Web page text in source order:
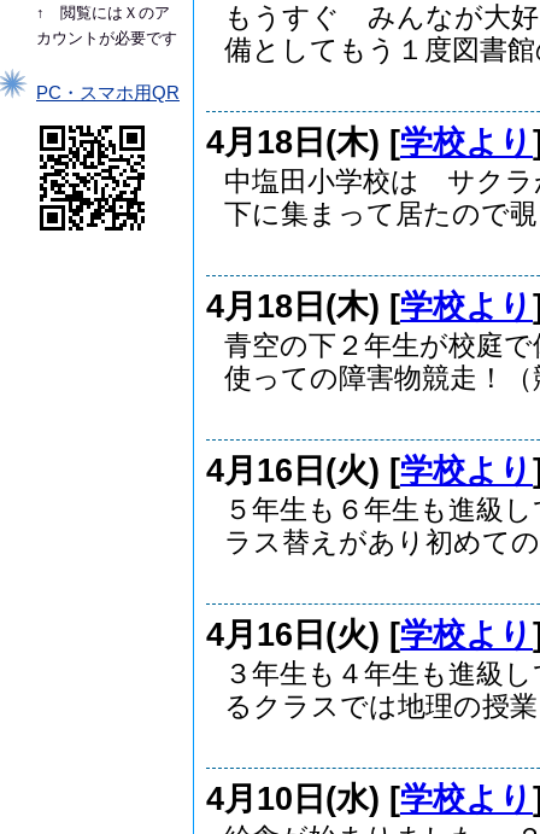
↑ 閲覧にはＸのア
カウントが必要です
PC・スマホ用QR
もうすぐ みんなが大好
備としてもう１度図書
4月18日(木) [学校より
中塩田小学校は サクラ
下に集まって居たので
4月18日(木) [学校より
青空の下２年生が校庭
使っての障害物競走！（
4月16日(火) [学校より
５年生も６年生も進級
ラス替えがあり初めて
4月16日(火) [学校より
３年生も４年生も進級
るクラスでは地理の授
4月10日(水) [学校より